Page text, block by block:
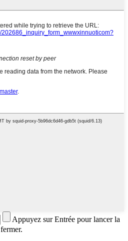
Appuyez sur Entrée pour lancer la